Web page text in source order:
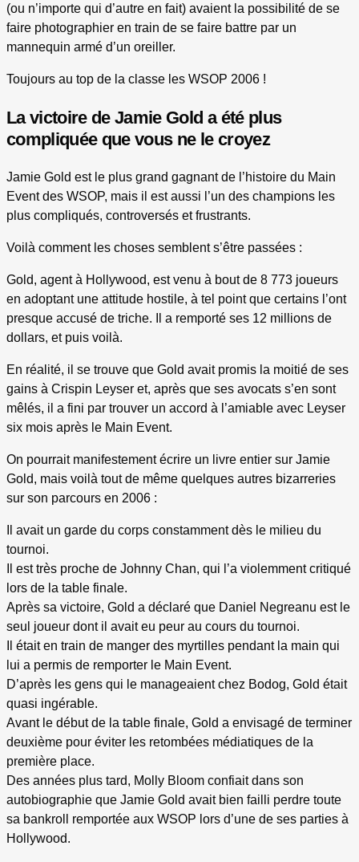
(ou n’importe qui d’autre en fait) avaient la possibilité de se
faire photographier en train de se faire battre par un
mannequin armé d’un oreiller.
Toujours au top de la classe les WSOP 2006 !
La victoire de Jamie Gold a été plus
compliquée que vous ne le croyez
Jamie Gold est le plus grand gagnant de l’histoire du Main
Event des WSOP, mais il est aussi l’un des champions les
plus compliqués, controversés et frustrants.
Voilà comment les choses semblent s’être passées :
Gold, agent à Hollywood, est venu à bout de 8 773 joueurs
en adoptant une attitude hostile, à tel point que certains l’ont
presque accusé de triche. Il a remporté ses 12 millions de
dollars, et puis voilà.
En réalité, il se trouve que Gold avait promis la moitié de ses
gains à Crispin Leyser et, après que ses avocats s’en sont
mêlés, il a fini par trouver un accord à l’amiable avec Leyser
six mois après le Main Event.
On pourrait manifestement écrire un livre entier sur Jamie
Gold, mais voilà tout de même quelques autres bizarreries
sur son parcours en 2006 :
Il avait un garde du corps constamment dès le milieu du
tournoi.
Il est très proche de Johnny Chan, qui l’a violemment critiqué
lors de la table finale.
Après sa victoire, Gold a déclaré que Daniel Negreanu est le
seul joueur dont il avait eu peur au cours du tournoi.
Il était en train de manger des myrtilles pendant la main qui
lui a permis de remporter le Main Event.
D’après les gens qui le manageaient chez Bodog, Gold était
quasi ingérable.
Avant le début de la table finale, Gold a envisagé de terminer
deuxième pour éviter les retombées médiatiques de la
première place.
Des années plus tard, Molly Bloom confiait dans son
autobiographie que Jamie Gold avait bien failli perdre toute
sa bankroll remportée aux WSOP lors d’une de ses parties à
Hollywood.